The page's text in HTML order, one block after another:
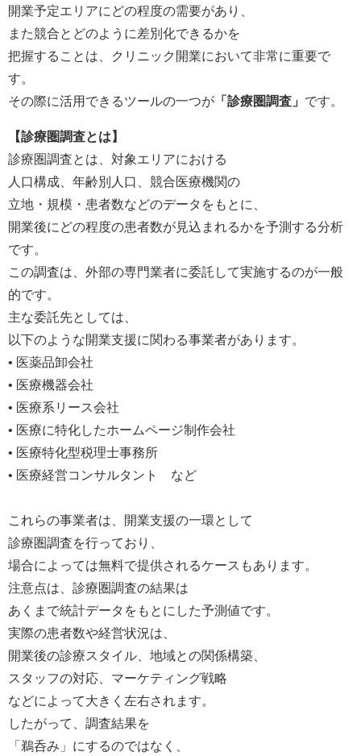
開業予定エリアにどの程度の需要があり、
また競合とどのように差別化できるかを
把握することは、クリニック開業において非常に重要で
す。
その際に活用できるツールの一つが 「診療圏調査」 です。
【診療圏調査とは】
診療圏調査とは、対象エリアにおける
人口構成、年齢別人口、競合医療機関の
立地・規模・患者数などのデータをもとに、
開業後にどの程度の患者数が見込まれるかを予測する分析
です。
この調査は、外部の専門業者に委託して実施するのが一般
的です。
主な委託先としては、
以下のような開業支援に関わる事業者があります。
• 医薬品卸会社
• 医療機器会社
• 医療系リース会社
• 医療に特化したホームページ制作会社
• 医療特化型税理士事務所
• 医療経営コンサルタント など
これらの事業者は、開業支援の一環として
診療圏調査を行っており、
場合によっては無料で提供されるケースもあります。
注意点は、診療圏調査の結果は
あくまで統計データをもとにした予測値です。
実際の患者数や経営状況は、
開業後の診療スタイル、地域との関係構築、
スタッフの対応、マーケティング戦略
などによって大きく左右されます。
したがって、調査結果を
「鵜呑み」にするのではなく、